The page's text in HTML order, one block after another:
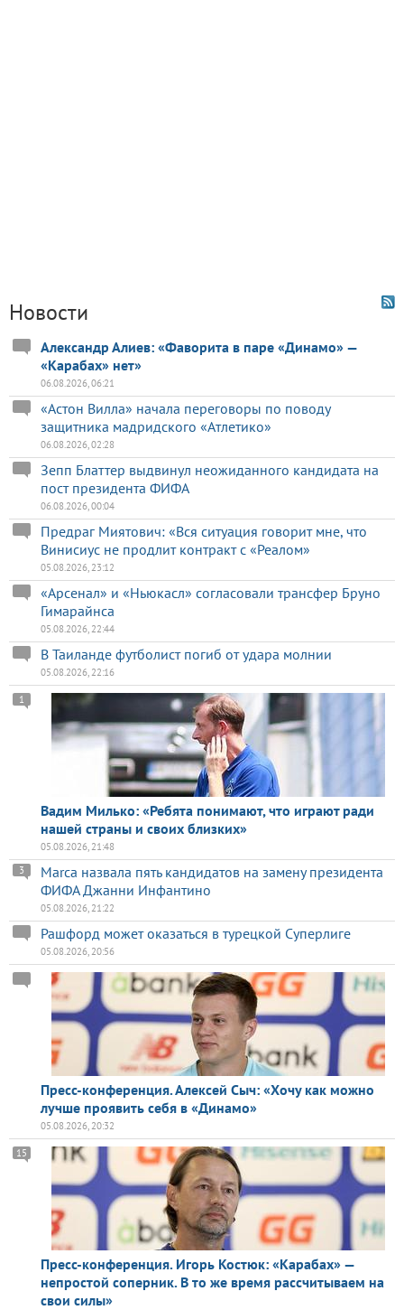
Новости
Александр Алиев: «Фаворита в паре «Динамо» —
«Карабах» нет»
06.08.2026, 06:21
«Астон Вилла» начала переговоры по поводу
защитника мадридского «Атлетико»
06.08.2026, 02:28
Зепп Блаттер выдвинул неожиданного кандидата на
пост президента ФИФА
06.08.2026, 00:04
Предраг Миятович: «Вся ситуация говорит мне, что
Винисиус не продлит контракт с «Реалом»
05.08.2026, 23:12
«Арсенал» и «Ньюкасл» согласовали трансфер Бруно
Гимарайнса
05.08.2026, 22:44
В Таиланде футболист погиб от удара молнии
05.08.2026, 22:16
Вадим Милько: «Ребята понимают, что играют ради
нашей страны и своих близких»
1
05.08.2026, 21:48
Marca назвала пять кандидатов на замену президента
ФИФА Джанни Инфантино
3
05.08.2026, 21:22
Рашфорд может оказаться в турецкой Суперлиге
05.08.2026, 20:56
Пресс-конференция. Алексей Сыч: «Хочу как можно
лучше проявить себя в «Динамо»
05.08.2026, 20:32
Пресс-конференция. Игорь Костюк: «Карабах» —
непростой соперник. В то же время рассчитываем на
свои силы»
15